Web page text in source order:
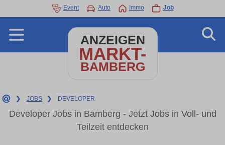
Event Auto Immo Job
ANZEIGEN
MARKT-
BAMBERG
❯ JOBS ❯ DEVELOPER
Developer Jobs in Bamberg - Jetzt Jobs in Voll- und
Teilzeit entdecken